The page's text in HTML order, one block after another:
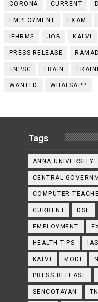
CORONA CURRENT
EMPLOYMENT EXAM
IFHRMS JOB KALVI
PRESS RELEASE
TNPSC TRAIN
WANTED WHATSAPP
Tags
ANNA UNIVERSITY
CENTRAL
COMPUTER
CURRENT DSE
EMPLOYMENT
HEALTH TIPS IAS
KALVI MODI
PRESS RELEASE
SENCOTAYAN